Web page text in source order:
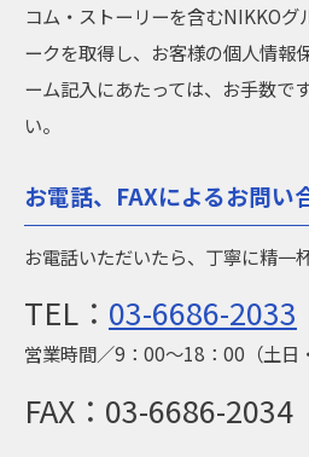
コム・ストーリーを含むNIKKOグ
ークを取得し、お客様の個人情報
ーム記入にあたっては、お手数で
い。
お電話、FAXによるお問い
お電話いただいたら、丁寧に精一
TEL： 03-6686-2033
営業時間／9：00～18：00（土日
FAX：03-6686-2034